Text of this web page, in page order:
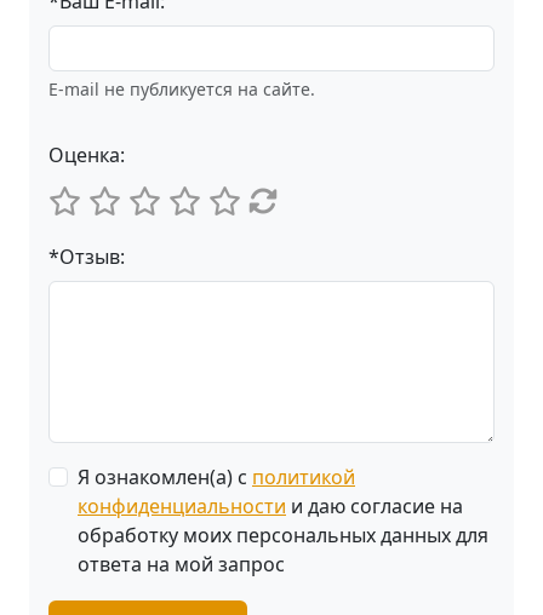
E-mail не публикуется на сайте.
Оценка:
*Отзыв:
Я ознакомлен(а) с политикой
конфиденциальности и даю согласие на
обработку моих персональных данных для
ответа на мой запрос